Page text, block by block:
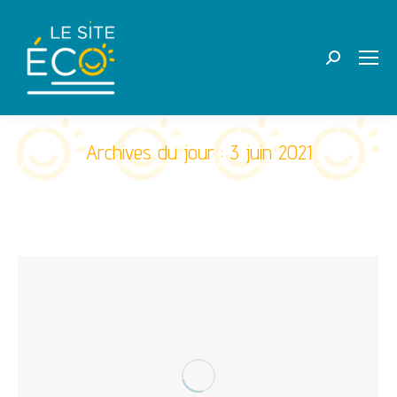
Recherche
Archives du jour :3 juin 2021